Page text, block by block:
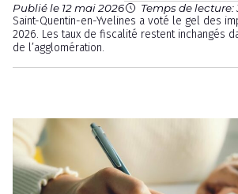
Publié le 12 mai 2026 Temps de lecture:
Saint-Quentin-en-Yvelines a voté le gel des
2026. Les taux de fiscalité restent inchangés
de l’agglomération.